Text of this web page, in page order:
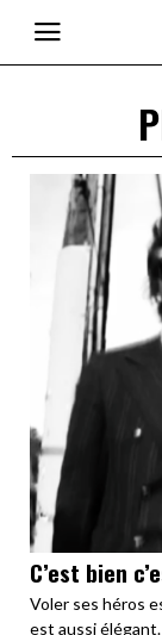
C’est bien
Voler ses héros
est aussi